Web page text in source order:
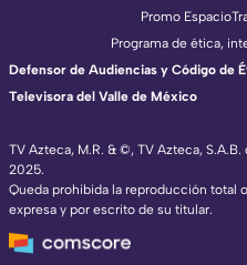
TV Azteca, M.R. & ©, TV Azteca,
2025.
Queda prohibida la reproducción total
expresa y por escrito de su titular.
Promo Espacio
Programa de ética,
Defensor de Audiencias y Código de
Televisora del Valle de México